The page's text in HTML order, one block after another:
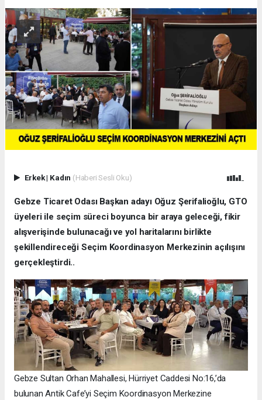
Erkek| Kadın (Haberi Sesli Oku)
Gebze Ticaret Odası Başkan adayı Oğuz Şerifalioğlu, GTO
üyeleri ile seçim süreci boyunca bir araya geleceği, fikir
alışverişinde bulunacağı ve yol haritalarını birlikte
şekillendireceği Seçim Koordinasyon Merkezinin açılışını
gerçekleştirdi..
Gebze Sultan Orhan Mahallesi, Hürriyet Caddesi No:16,’da
bulunan Antik Cafe’yi Seçim Koordinasyon Merkezine